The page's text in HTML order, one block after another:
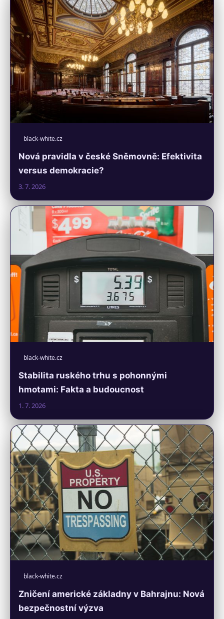
black-white.cz
Nová pravidla v české Sněmovně: Efektivita
versus demokracie?
3. 7. 2026
black-white.cz
Stabilita ruského trhu s pohonnými
hmotami: Fakta a budoucnost
1. 7. 2026
black-white.cz
Zničení americké základny v Bahrajnu: Nová
bezpečnostní výzva